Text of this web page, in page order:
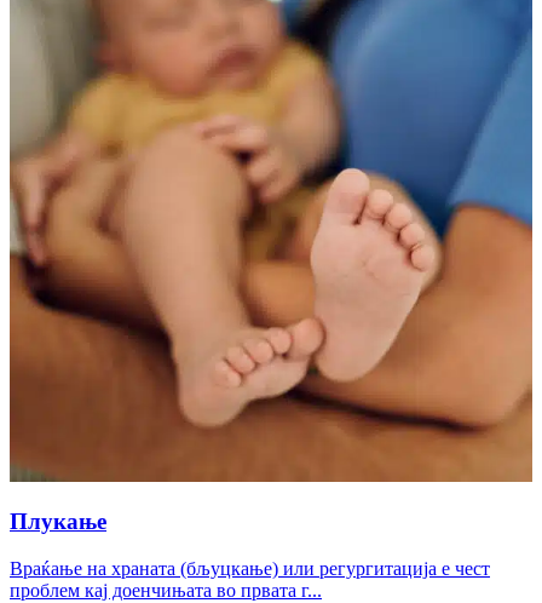
Плукање
Враќање на храната (бљуцкање) или регургитација е чест
проблем кај доенчињата во првата г...